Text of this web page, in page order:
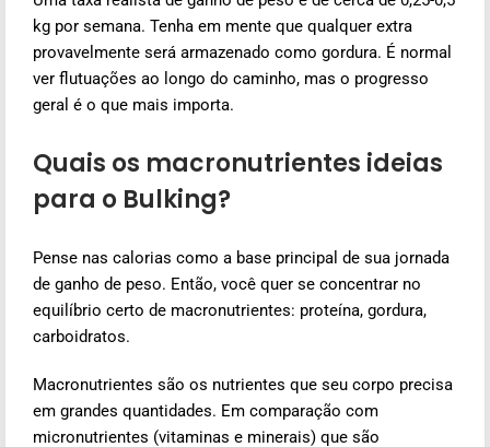
kg por semana. Tenha em mente que qualquer extra
provavelmente será armazenado como gordura. É normal
ver flutuações ao longo do caminho, mas o progresso
geral é o que mais importa.
Quais os macronutrientes ideias
para o Bulking?
Pense nas calorias como a base principal de sua jornada
de ganho de peso. Então, você quer se concentrar no
equilíbrio certo de macronutrientes: proteína, gordura,
carboidratos.
Macronutrientes são os nutrientes que seu corpo precisa
em grandes quantidades. Em comparação com
micronutrientes (vitaminas e minerais) que são